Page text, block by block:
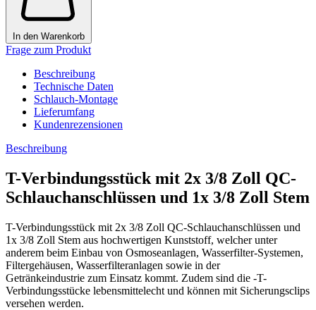
In den Warenkorb
Frage zum Produkt
Beschreibung
Technische Daten
Schlauch-Montage
Lieferumfang
Kundenrezensionen
Beschreibung
T-Verbindungsstück mit 2x 3/8 Zoll QC-
Schlauchanschlüssen und 1x 3/8 Zoll Stem
T-Verbindungsstück mit 2x 3/8 Zoll QC-Schlauchanschlüssen und
1x 3/8 Zoll Stem aus hochwertigen Kunststoff, welcher unter
anderem beim Einbau von Osmoseanlagen, Wasserfilter-Systemen,
Filtergehäusen, Wasserfilteranlagen sowie in der
Getränkeindustrie zum Einsatz kommt. Zudem sind die -T-
Verbindungsstücke lebensmittelecht und können mit Sicherungsclips
versehen werden.